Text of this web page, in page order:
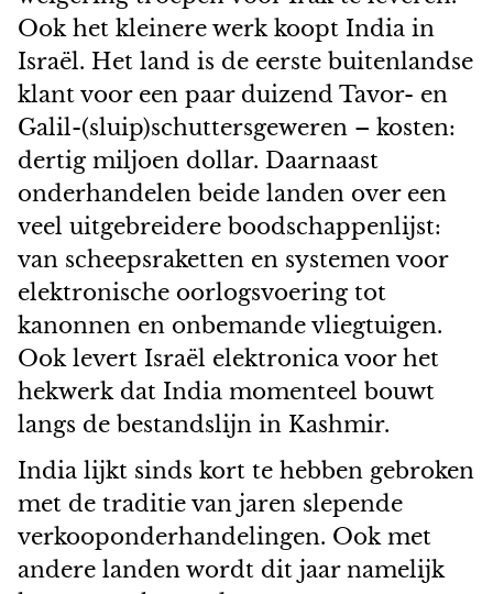
Ook het kleinere werk koopt India in
Israël. Het land is de eerste buitenlandse
klant voor een paar duizend Tavor- en
Galil-(sluip)schuttersgeweren – kosten:
dertig miljoen dollar. Daarnaast
onderhandelen beide landen over een
veel uitgebreidere boodschappenlijst:
van scheepsraketten en systemen voor
elektronische oorlogsvoering tot
kanonnen en onbemande vliegtuigen.
Ook levert Israël elektronica voor het
hekwerk dat India momenteel bouwt
langs de bestandslijn in Kashmir.
India lijkt sinds kort te hebben gebroken
met de traditie van jaren slepende
verkooponderhandelingen. Ook met
andere landen wordt dit jaar namelijk